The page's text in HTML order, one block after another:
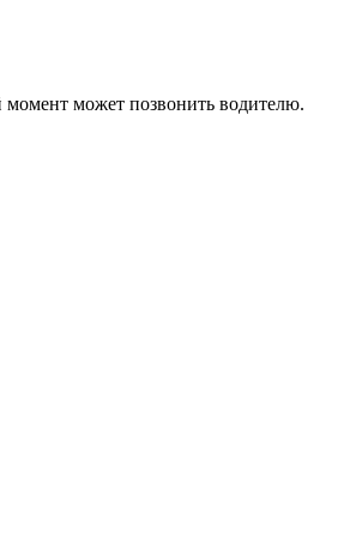
может позвонить водителю.